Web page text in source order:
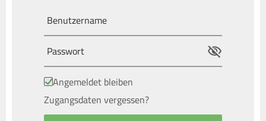
Angemeldet bleiben
Zugangsdaten vergessen?